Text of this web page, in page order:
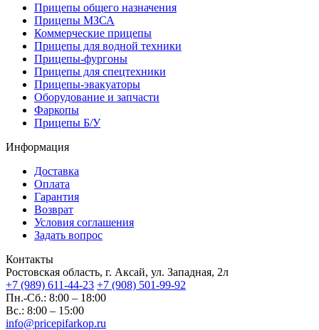
Прицепы общего назначения
Прицепы МЗСА
Коммерческие прицепы
Прицепы для водной техники
Прицепы-фургоны
Прицепы для спецтехники
Прицепы-эвакуаторы
Оборудование и запчасти
Фаркопы
Прицепы Б/У
Информация
Доставка
Оплата
Гарантия
Возврат
Условия соглашения
Задать вопрос
Контакты
Ростовская область, г. Аксай, ул. Западная, 2л
+7 (989) 611-44-23 +7 (908) 501-99-92
Пн.-Сб.: 8:00 – 18:00
Вс.: 8:00 – 15:00
info@pricepifarkop.ru